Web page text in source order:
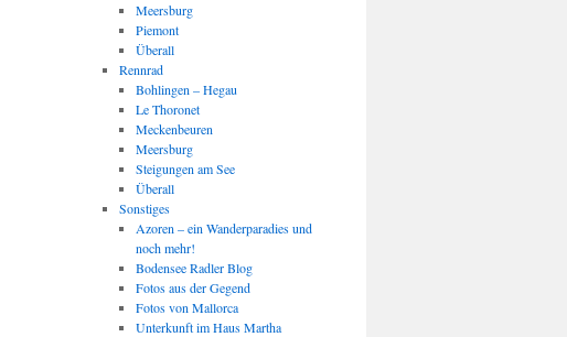
Meersburg
Piemont
Überall
Rennrad
Bohlingen – Hegau
Le Thoronet
Meckenbeuren
Meersburg
Steigungen am See
Überall
Sonstiges
Azoren – ein Wanderparadies und
noch mehr!
Bodensee Radler Blog
Fotos aus der Gegend
Fotos von Mallorca
Unterkunft im Haus Martha